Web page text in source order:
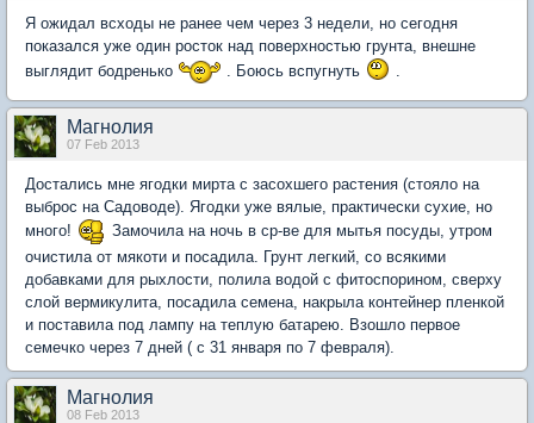
Я ожидал всходы не ранее чем через 3 недели, но сегодня
показался уже один росток над поверхностью грунта, внешне
выглядит бодренько
. Боюсь вспугнуть .
Магнолия
07 Feb 2013
Достались мне ягодки мирта с засохшего растения (стояло на
выброс на Садоводе). Ягодки уже вялые, практически сухие, но
много!
Замочила на ночь в ср-ве для мытья посуды, утром
очистила от мякоти и посадила. Грунт легкий, со всякими
добавками для рыхлости, полила водой с фитоспорином, сверху
слой вермикулита, посадила семена, накрыла контейнер пленкой
и поставила под лампу на теплую батарею. Взошло первое
семечко через 7 дней ( с 31 января по 7 февраля).
Магнолия
08 Feb 2013